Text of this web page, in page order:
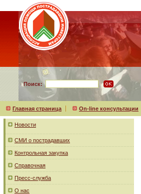
Поиск:
Главная страница On-line консультации
Новости
СМИ о пострадавших
Контрольная закупка
Справочная
Пресс-служба
О нас